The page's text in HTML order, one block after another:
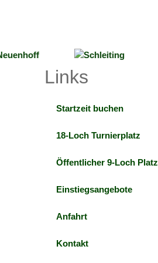
Links
Startzeit buchen
18-Loch Turnierplatz
Öffentlicher 9-Loch Platz
Einstiegsangebote
Anfahrt
Kontakt